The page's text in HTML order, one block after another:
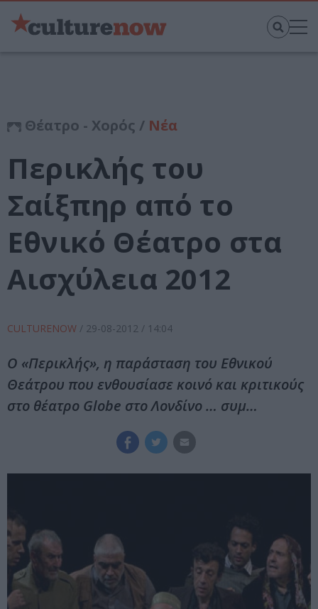
Θέατρο - Χορός / Νέα
Περικλής του
Σαίξπηρ από το
Εθνικό Θέατρο στα
Αισχύλεια 2012
CULTURENOW / 29-08-2012 / 14:04
Ο «Περικλής», η παράσταση του Εθνικού
Θεάτρου που ενθουσίασε κοινό και κριτικούς
στο θέατρο Globe στο Λονδίνο … συμ…